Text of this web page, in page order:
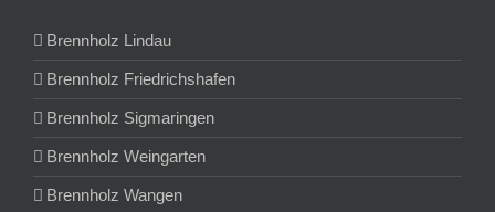
Brennholz Lindau
Brennholz Friedrichshafen
Brennholz Sigmaringen
Brennholz Weingarten
Brennholz Wangen